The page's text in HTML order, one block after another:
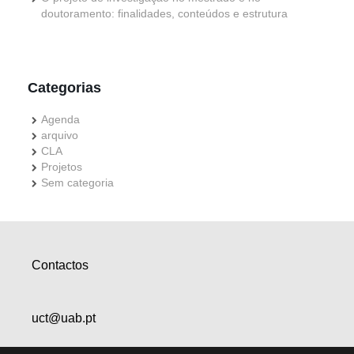
doutoramento: finalidades, conteúdos e estrutura
Categorias
Agenda
arquivo
CLA
Projetos
Sem categoria
Contactos
uct@uab.pt